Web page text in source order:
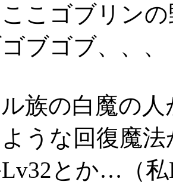
こゴブリン
ブゴブ、、、
族の白魔の
うな回復魔
とか…（